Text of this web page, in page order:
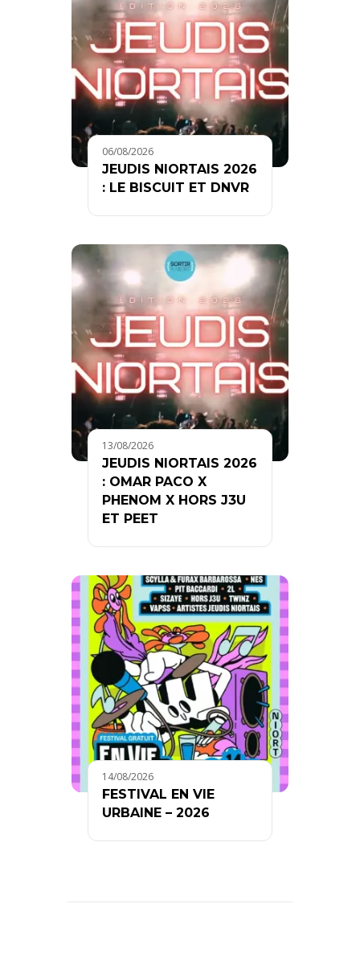
06/08/2026
JEUDIS NIORTAIS 2026
: LE BISCUIT ET DNVR
13/08/2026
JEUDIS NIORTAIS 2026
: OMAR PACO X
PHENOM X HORS J3U
ET PEET
14/08/2026
FESTIVAL EN VIE
URBAINE – 2026